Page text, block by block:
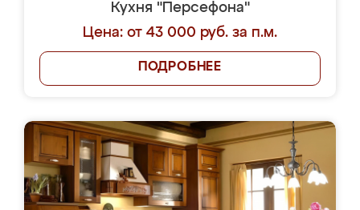
Кухня "Персефона"
Цена: от 43 000 руб. за п.м.
ПОДРОБНЕЕ